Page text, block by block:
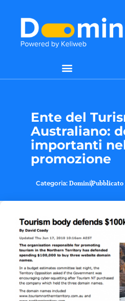
Ente del
Australiano:
importanti
promozione
Categoria: Domini